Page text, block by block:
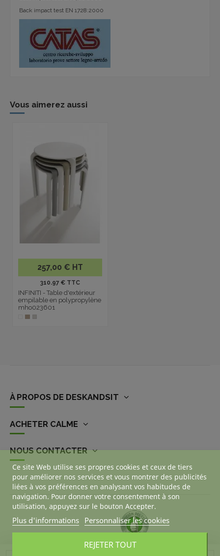
Back impact test EN 1728:2000
Vous aimerez aussi
257,00 € HT
310.97 € TTC
INFINITI - Table d'extérieur
empilable en polypropylène
mho023601
À PROPOS DE DESKANDSIT
ACHETER CALME
NOUS CONTACTER
Ce site Web utilise ses propres cookies et ceux de tiers
pour améliorer nos services et vous montrer des publicités
liées à vos préférences en analysant vos habitudes de
navigation. Pour donner votre consentement à son
utilisation, appuyez sur le bouton Accepter.
Plus d'informations Personnaliser les cookies
REJETER TOUT